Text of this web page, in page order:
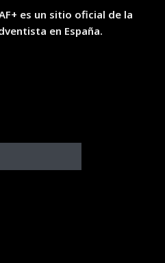
es un sitio oficial de la
en España.